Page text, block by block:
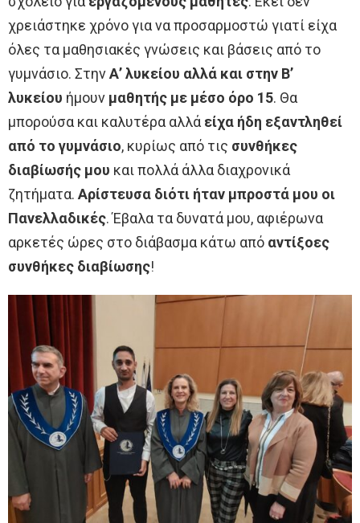
χρειάστηκε χρόνο για να προσαρμοστώ γιατί είχα
όλες τα μαθησιακές γνώσεις και βάσεις από το
γυμνάσιο. ΣτηνΑ’ λυκείου αλλά και στην Β’
λυκείου ήμουν μαθητής με μέσο όρο 15. Θα
μπορούσα και καλυτέρα αλλάείχα ήδη εξαντληθεί
από το γυμνάσιο, κυρίως από τις συνθήκες
διαβίωσής μου και πολλά άλλα διαχρονικά
ζητήματα. Αρίστευσα διότι ήταν μπροστά μου οι
Πανελλαδικές. Έβαλα τα δυνατά μου, αφιέρωνα
αρκετές ώρες στο διάβασμα κάτω από αντίξοες
συνθήκες διαβίωσης!